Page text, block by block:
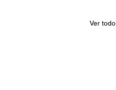
Ver todo